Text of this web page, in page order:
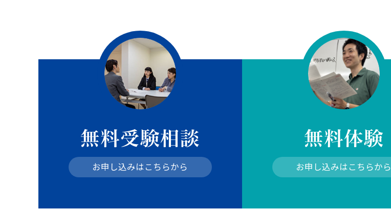
無料受験相談
お申し込みはこちらから
無料体験
お申し込みはこちらから